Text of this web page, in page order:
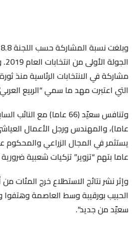
التي اعتبرت مهد ما سمي “الربيع
عاما بتهم “تزوير” تزكيات شعبية ضرورية
وإثر نشر نتائج الاستطلاع خرج المئات
الحبيب بورقيبة وسط العاصمة
سعيّد من جديد”.